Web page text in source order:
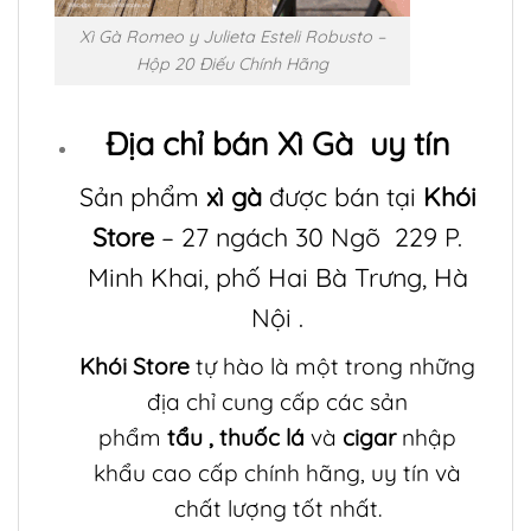
Xì Gà Romeo y Julieta Esteli Robusto –
Hộp 20 Điếu Chính Hãng
Địa chỉ bán Xì Gà uy tín
Sản phẩm xì gà được bán tại Khói
Store – 27 ngách 30 Ngõ 229 P.
Minh Khai, phố Hai Bà Trưng, Hà
Nội .
Khói Store tự hào là một trong những
địa chỉ cung cấp các sản
phẩmtẩu ,thuốc lávà cigar nhập
khẩu cao cấp chính hãng, uy tín và
chất lượng tốt nhất.